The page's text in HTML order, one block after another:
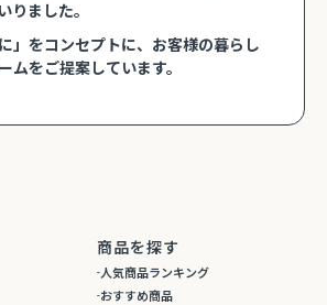
りました。
」をコンセプトに、お客様の暮らし
ムをご提案しています。
商品を探す
人気商品ランキング
おすすめ商品